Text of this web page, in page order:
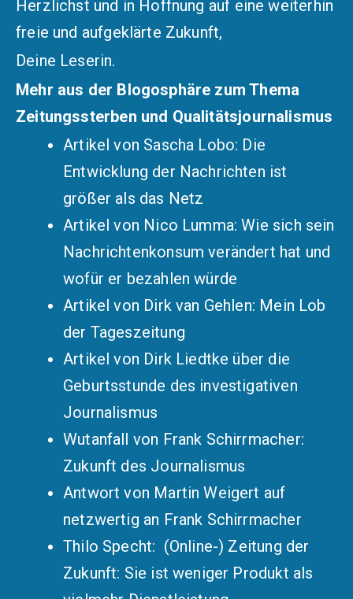
Herzlichst und in Hoffnung auf eine weiterhin
freie und aufgeklärte Zukunft,
Deine Leserin.
Mehr aus der Blogosphäre zum Thema
Zeitungssterben und Qualitätsjournalismus
Artikel von Sascha Lobo: Die
Entwicklung der Nachrichten ist
größer als das Netz
Artikel von Nico Lumma: Wie sich sein
Nachrichtenkonsum verändert hat und
wofür er bezahlen würde
Artikel von Dirk van Gehlen: Mein Lob
der Tageszeitung
Artikel von Dirk Liedtke über die
Geburtsstunde des investigativen
Journalismus
Wutanfall von Frank Schirrmacher:
Zukunft des Journalismus
Antwort von Martin Weigert auf
netzwertig an Frank Schirrmacher
Thilo Specht: (Online-) Zeitung der
Zukunft: Sie ist weniger Produkt als